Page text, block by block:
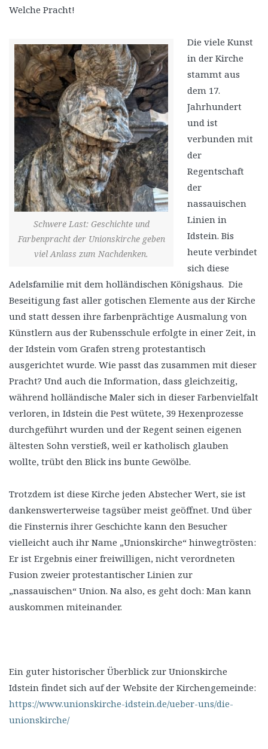
Welche Pracht!
Schwere Last: Geschichte und
Farbenpracht der Unionskirche geben
viel Anlass zum Nachdenken.
Die viele Kunst
in der Kirche
stammt aus
dem 17.
Jahrhundert
und ist
verbunden mit
der
Regentschaft
der
nassauischen
Linien in
Idstein. Bis
heute verbindet
sich diese
Adelsfamilie mit dem holländischen Königshaus. Die
Beseitigung fast aller gotischen Elemente aus der Kirche
und statt dessen ihre farbenprächtige Ausmalung von
Künstlern aus der Rubensschule erfolgte in einer Zeit, in
der Idstein vom Grafen streng protestantisch
ausgerichtet wurde. Wie passt das zusammen mit dieser
Pracht? Und auch die Information, dass gleichzeitig,
während holländische Maler sich in dieser Farbenvielfalt
verloren, in Idstein die Pest wütete, 39 Hexenprozesse
durchgeführt wurden und der Regent seinen eigenen
ältesten Sohn verstieß, weil er katholisch glauben
wollte, trübt den Blick ins bunte Gewölbe.
Trotzdem ist diese Kirche jeden Abstecher Wert, sie ist
dankenswerterweise tagsüber meist geöffnet. Und über
die Finsternis ihrer Geschichte kann den Besucher
vielleicht auch ihr Name „Unionskirche“ hinwegtrösten:
Er ist Ergebnis einer freiwilligen, nicht verordneten
Fusion zweier protestantischer Linien zur
„nassauischen“ Union. Na also, es geht doch: Man kann
auskommen miteinander.
Ein guter historischer Überblick zur Unionskirche
Idstein findet sich auf der Website der Kirchengemeinde:
https://www.unionskirche-idstein.de/ueber-uns/die-
unionskirche/